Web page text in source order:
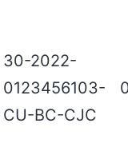
30-2022-
0123456103-
CU-BC-CJC